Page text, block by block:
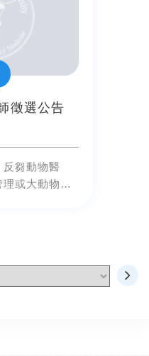
徵選公告
芻動物醫
或大動物外